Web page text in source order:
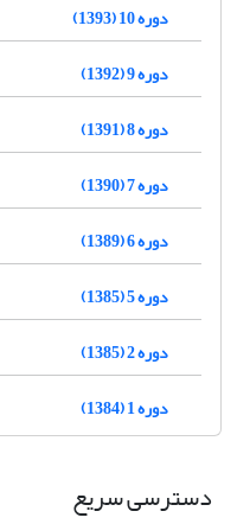
دوره 10 (1393)
دوره 9 (1392)
دوره 8 (1391)
دوره 7 (1390)
دوره 6 (1389)
دوره 5 (1385)
دوره 2 (1385)
دوره 1 (1384)
دسترسی سریع